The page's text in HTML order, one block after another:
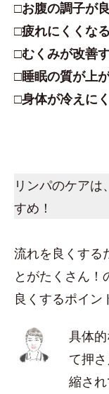
□お腹の調子が
□疲れにくくなる
□むくみが改善
□睡眠の質が上
□身体が冷えに
リンパのケア
すめ！
流れを良くする
とがたくさん！
良くするポイン
具体
て押
縮さ